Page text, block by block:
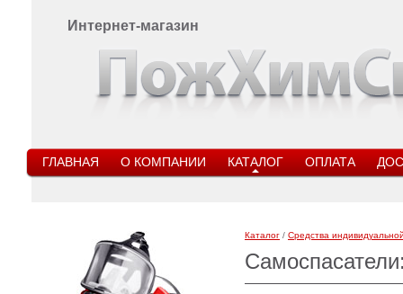
Интернет-магазин
ГЛАВНАЯ О КОМПАНИИ КАТАЛОГ ОПЛАТА
Каталог / Средства